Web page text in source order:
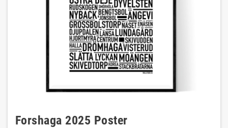
Forshaga 2025 Poster